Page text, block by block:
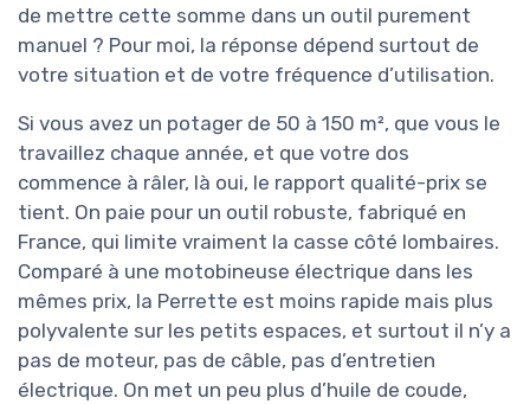
de mettre cette somme dans un outil purement
manuel ? Pour moi, la réponse dépend surtout de
votre situation et de votre fréquence d’utilisation.
Si vous avez un potager de 50 à 150 m², que vous le
travaillez chaque année, et que votre dos
commence à râler, là oui, le rapport qualité-prix se
tient. On paie pour un outil robuste, fabriqué en
France, qui limite vraiment la casse côté lombaires.
Comparé à une motobineuse électrique dans les
mêmes prix, la Perrette est moins rapide mais plus
polyvalente sur les petits espaces, et surtout il n’y a
pas de moteur, pas de câble, pas d’entretien
électrique. On met un peu plus d’huile de coude,